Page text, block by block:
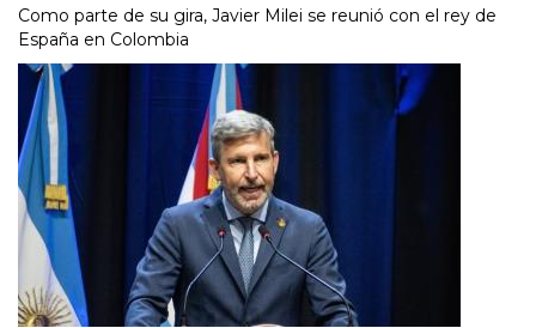
Como parte de su gira, Javier Milei se reunió con el rey de
España en Colombia